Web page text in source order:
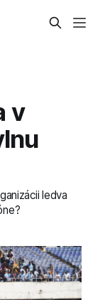
v
ledva